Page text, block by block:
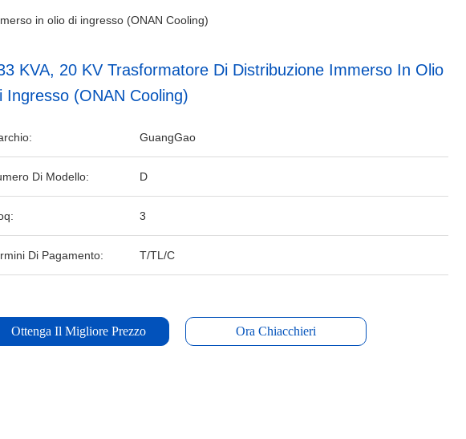
in olio di ingresso (ONAN Cooling)
KVA, 20 KV Trasformatore Di Distribuzione Immerso In Olio
Ingresso (ONAN Cooling)
GuangGao
Di Modello: D
3
Di Pagamento: T/TL/C
Ottenga Il Migliore Prezzo Ora Chiacchieri